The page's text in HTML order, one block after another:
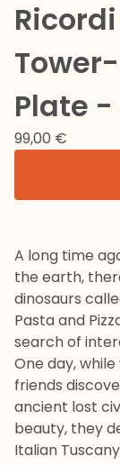
Plate
99,00 €
A long time
the earth,
dinosaurs
Pasta and
search of
One day,
friends
ancient lost
beauty, they
Italian